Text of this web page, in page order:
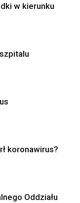
w kierunku
koronawirus?
Oddziału